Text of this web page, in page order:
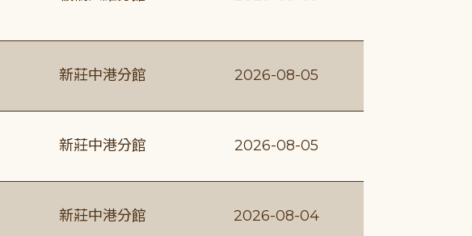
新莊中港分館 2026-08-05
新莊中港分館 2026-08-05
新莊中港分館 2026-08-04